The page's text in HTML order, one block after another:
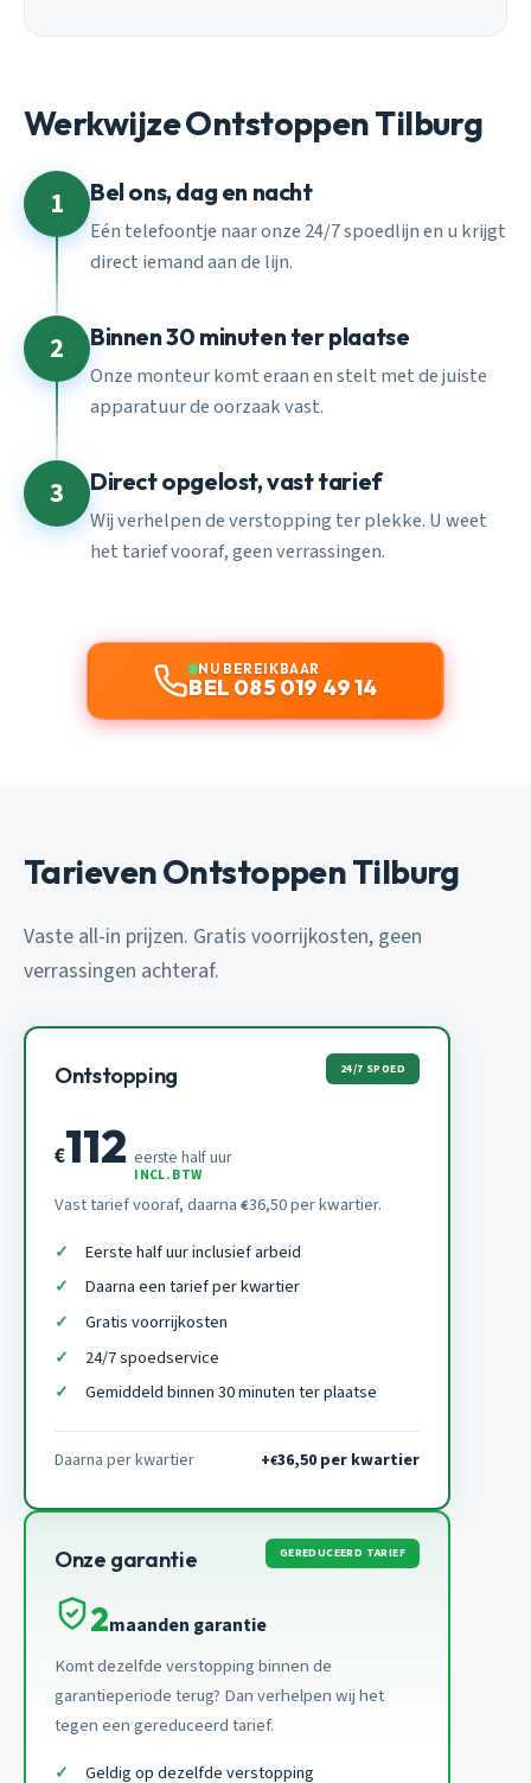
Werkwijze Ontstoppen Tilburg
1 Bel ons, dag en nacht
Eén telefoontje naar onze 24/7 spoedlijn en u krijgt
direct iemand aan de lijn.
2 Binnen 30 minuten ter plaatse
Onze monteur komt eraan en stelt met de juiste
apparatuur de oorzaak vast.
3 Direct opgelost, vast tarief
Wij verhelpen de verstopping ter plekke. U weet
het tarief vooraf, geen verrassingen.
NU BEREIKBAAR
BEL 085 019 49 14
Tarieven Ontstoppen Tilburg
Vaste all-in prijzen. Gratis voorrijkosten, geen
verrassingen achteraf.
Ontstopping 24/7 SPOED
€112 eerste half uur
INCL. BTW
Vast tarief vooraf, daarna €36,50 per kwartier.
Eerste half uur inclusief arbeid
Daarna een tarief per kwartier
Gratis voorrijkosten
24/7 spoedservice
Gemiddeld binnen 30 minuten ter plaatse
Daarna per kwartier +€36,50 per kwartier
Onze garantie GEREDUCEERD TARIEF
2maanden garantie
Komt dezelfde verstopping binnen de
garantieperiode terug? Dan verhelpen wij het
tegen een gereduceerd tarief.
Geldig op dezelfde verstopping